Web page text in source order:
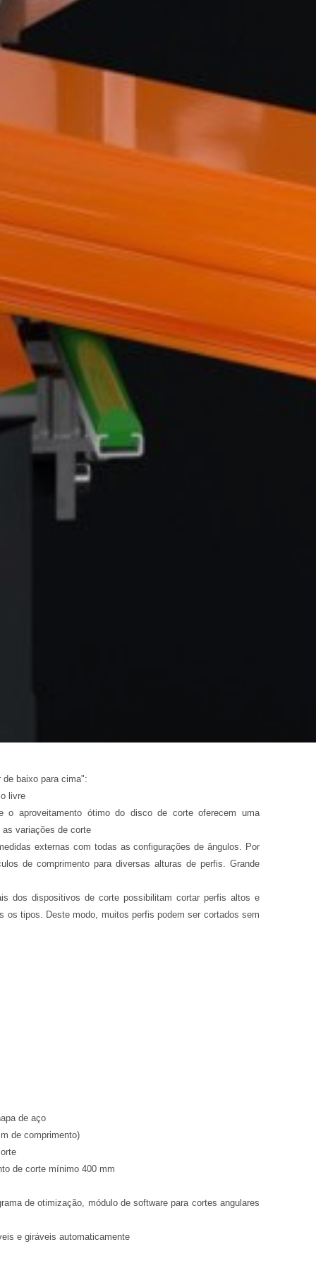
baixo para cima":
livre
aproveitamento ótimo do disco de corte oferecem uma
variações de corte
externas com todas as configurações de ângulos. Por
de comprimento para diversas alturas de perfis. Grande
dos dispositivos de corte possibilitam cortar perfis altos e
os tipos. Deste modo, muitos perfis podem ser cortados sem
de aço
de comprimento)
de corte mínimo 400 mm
de otimização, módulo de software para cortes angulares
e giráveis automaticamente